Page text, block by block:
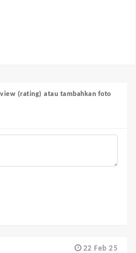
(rating) atau tambahkan foto
22 Feb 25